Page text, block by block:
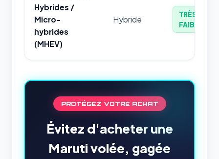
Hybrides /
Micro-
hybrides
(MHEV)
Hybride
TRÈS
FAIBLE
PROTÉGEZ VOTRE ACHAT
Évitez d'acheter une
Maruti volée, gagée